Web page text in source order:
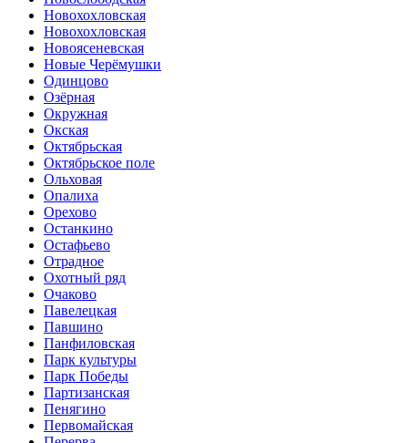
Новохохловская
Новохохловская
Новоясеневская
Новые Черёмушки
Одинцово
Озёрная
Окружная
Окская
Октябрьская
Октябрьское поле
Ольховая
Опалиха
Орехово
Останкино
Остафьево
Отрадное
Охотный ряд
Очаково
Павелецкая
Павшино
Панфиловская
Парк культуры
Парк Победы
Партизанская
Пенягино
Первомайская